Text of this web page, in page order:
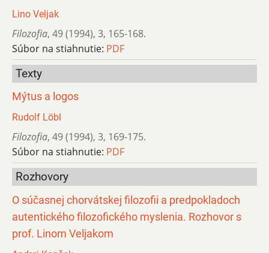
Lino Veljak
Filozofia, 49 (1994), 3, 165-168.
Súbor na stiahnutie: PDF
Texty
Mýtus a logos
Rudolf Löbl
Filozofia, 49 (1994), 3, 169-175.
Súbor na stiahnutie: PDF
Rozhovory
O súčasnej chorvátskej filozofii a predpokladoch
autentického filozofického myslenia. Rozhovor s
prof. Linom Veljakom